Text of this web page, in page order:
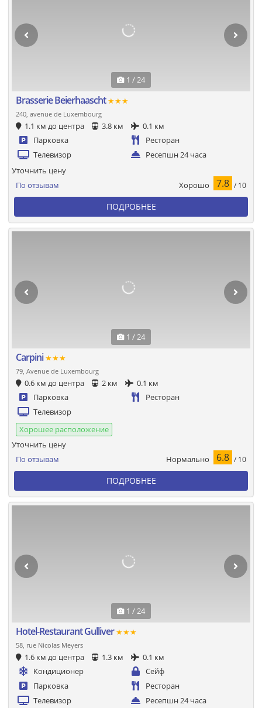
1 / 24
Brasserie Beierhaascht★★★
240, avenue de Luxembourg
1.1 км до центра 3.8 км
0.1 км
Парковка
Ресторан
Телевизор
Ресепшн 24 часа
По отзывам Хорошо 7.8 / 10
Уточнить цену
ПОДРОБНЕЕ
1 / 24
Carpini★★★
79, Avenue de Luxembourg
0.6 км до центра 2 км
0.1 км
Парковка
Ресторан
Телевизор
Хорошее расположение
По отзывам Нормально 6.8 / 10
Уточнить цену
ПОДРОБНЕЕ
1 / 24
Hotel-Restaurant Gulliver★★★
58, rue Nicolas Meyers
1.6 км до центра 1.3 км
0.1 км
Кондиционер
Сейф
Парковка
Ресторан
Телевизор
Ресепшн 24 часа